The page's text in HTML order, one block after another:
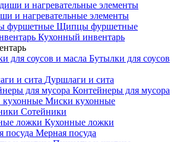
и нагревательные элементы
Щипцы фуршетные
Кухонный инвентарь
Бутылки для соусов
Дуршлаги и сита
Контейнеры для мусора
Миски кухонные
Сотейники
Кухонные ложки
Мерная посуда